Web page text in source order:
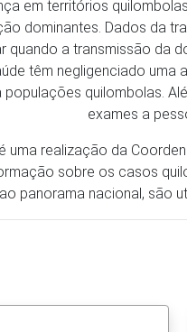
em territórios
dominantes. Dados da
quando a transmissão da
têm negligenciado
quilombolas.
exames a
uma realização da
sobre os casos
panorama nacional, são